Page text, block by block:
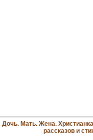
Дочь. Мать. Жена.
рассказов и